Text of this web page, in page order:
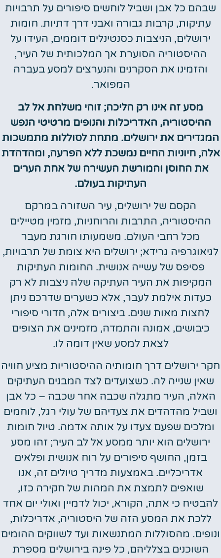
שבהם כל אבן ושביל לוחשים סיפורים על תרבויות
עתיקות, קרבות גבורה ואבני דרך דתיות. חומות
ירושלים, הניצבות כסנטינלים דוממים, העידו על
ההיסטוריה הסוערת אך המלכותית של העיר,
והזמינו את הסקרנים והנערצים למסע בעברה
המפואר.
מסע זה אינו רק הליכה; זוהי משלחת אל לב
ההיסטוריה, האדריכלות והנופים מרטיטי הנפש
המגדירים את ירושלים. מתחת לסוללות מתמשכות
אלה, חיוניות החיים נמשכת ללא הפרעה, ומהדהדת
את החוסן והמורשת העשירה של אחת הערים
העתיקות בעולם.
הקסם של ירושלים, עיר השזורה במרקם
ההיסטוריה, התרבות והרוחניות, מזמין מטיילים
מכל רחבי העולם. משמעותו חורגת מעבר
לגיאוגרפיה גרידא; ירושלים היא צומת של תרבויות,
פסיפס של עשייה אנושית. החומות העתיקות
המקיפות את העיר העתיקה שלה ניצבות לא רק
כעדות אילמת לעבר, אלא כשערים שדרכם ניתן
לחצות מאות שנים. ביצורים אלה, חדורי סיפורי
כיבושים, אמונה והתמדה, מזמינים את הצופים
לצאת למסע שאין דומה לו.
חקר ירושלים דרך חומותיה ההיסטוריות מציע חוויה
שאין שנייה לה. כשצועדים לצד המבנים העתיקים
האלה, העיר מתגלה שכבה אחר שכבה – כל אבן
ושביל מהדהדים את צעדיהם של עולי רגל, לוחמים
ומלכים שפעם צעדו על אותה אדמה. טיול חומות
ירושלים הוא יותר ממסע אל לב העיר; זהו מסע
בזמן, החושף סיפורים על רוח אנושית ופלאים
אדריכליים. באמצעות מדריך טיולים זה, אנו
שואפים לתמצת את המהות של חקירה כזו,
להבטיח כי אתה, הקורא, יכול לדמיין ואולי יום אחד
ללכת את המסע הזה של היסטוריה, אדריכלות,
ונופים. מהסוללות המתנשאות ועד לשווקים ההומים
השוכנים בצלליהם, כל פינה בירושלים מספרת